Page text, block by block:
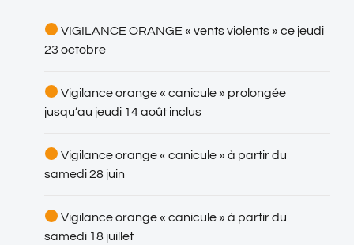
VIGILANCE ORANGE « vents violents » ce jeudi
23 octobre
Vigilance orange « canicule » prolongée
jusqu’au jeudi 14 août inclus
Vigilance orange « canicule » à partir du
samedi 28 juin
Vigilance orange « canicule » à partir du
samedi 18 juillet